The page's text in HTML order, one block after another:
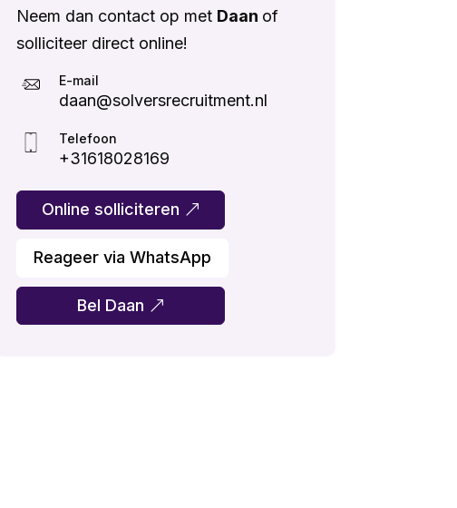
Neem dan contact op met Daan of
solliciteer direct online!
E-mail
daan@solversrecruitment.nl
Telefoon
+31618028169
Online solliciteren
Reageer via WhatsApp
Bel Daan